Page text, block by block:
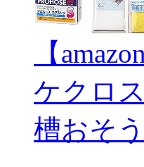
【
ケクロ
槽おそ